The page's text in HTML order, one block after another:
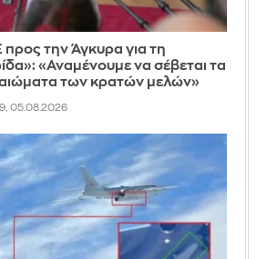
την Άγκυρα για τη
«Αναμένουμε να σέβεται τα
των κρατών μελών»
05.08.2026